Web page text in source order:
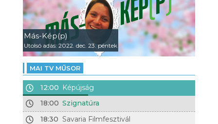
Más-Kép(p)
Utolsó adás: 2022. dec. 23. péntek
MAI TV MŰSOR
12:00 Képújság
18:00 Szignatúra
18:30 Savaria Filmfesztivál